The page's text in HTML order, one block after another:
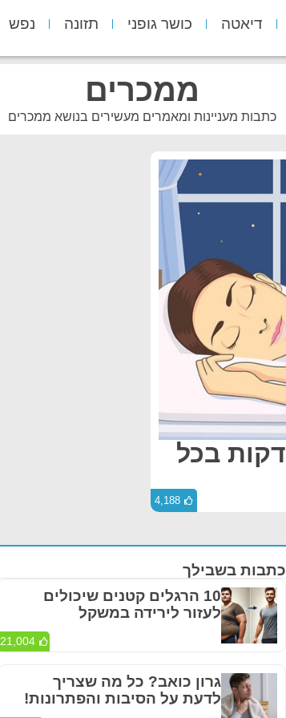
דיאטה כושר גופני תזונה נפש
ממכרים
כתבות מעניינות ומאמרים מעשירים בנושא ממכרים
איך להירדם תוך פחות מ 2 דקות בכל
4,188
כתבות בשבילך
10 הרגלים קטנים שיכולים
לעזור לירידה במשקל
21,004
גרון כואב? כל מה שצריך
לדעת על הסיבות והפתרונות!